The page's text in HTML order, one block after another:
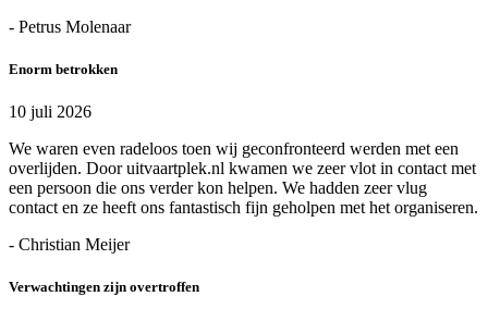
- Petrus Molenaar
Enorm betrokken
10 juli 2026
We waren even radeloos toen wij geconfronteerd werden met een
overlijden. Door uitvaartplek.nl kwamen we zeer vlot in contact met
een persoon die ons verder kon helpen. We hadden zeer vlug
contact en ze heeft ons fantastisch fijn geholpen met het organiseren.
- Christian Meijer
Verwachtingen zijn overtroffen